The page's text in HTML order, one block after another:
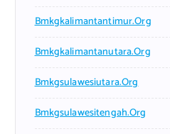
Bmkgkalimantantimur.org
Bmkgkalimantanutara.org
Bmkgsulawesiutara.org
Bmkgsulawesitengah.org